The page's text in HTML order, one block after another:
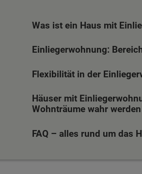
Was ist ein Haus mit
Einliegerwohnung:
Flexibilität in der
Häuser mit
Wohnträume wahr werden
FAQ – alles rund um das